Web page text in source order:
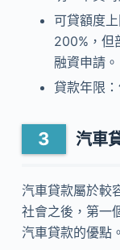
可貸額度
200%，但
融資申請。
貸款年限
汽車
汽車貸款屬於較
社會之後，第一
汽車貸款的優點。